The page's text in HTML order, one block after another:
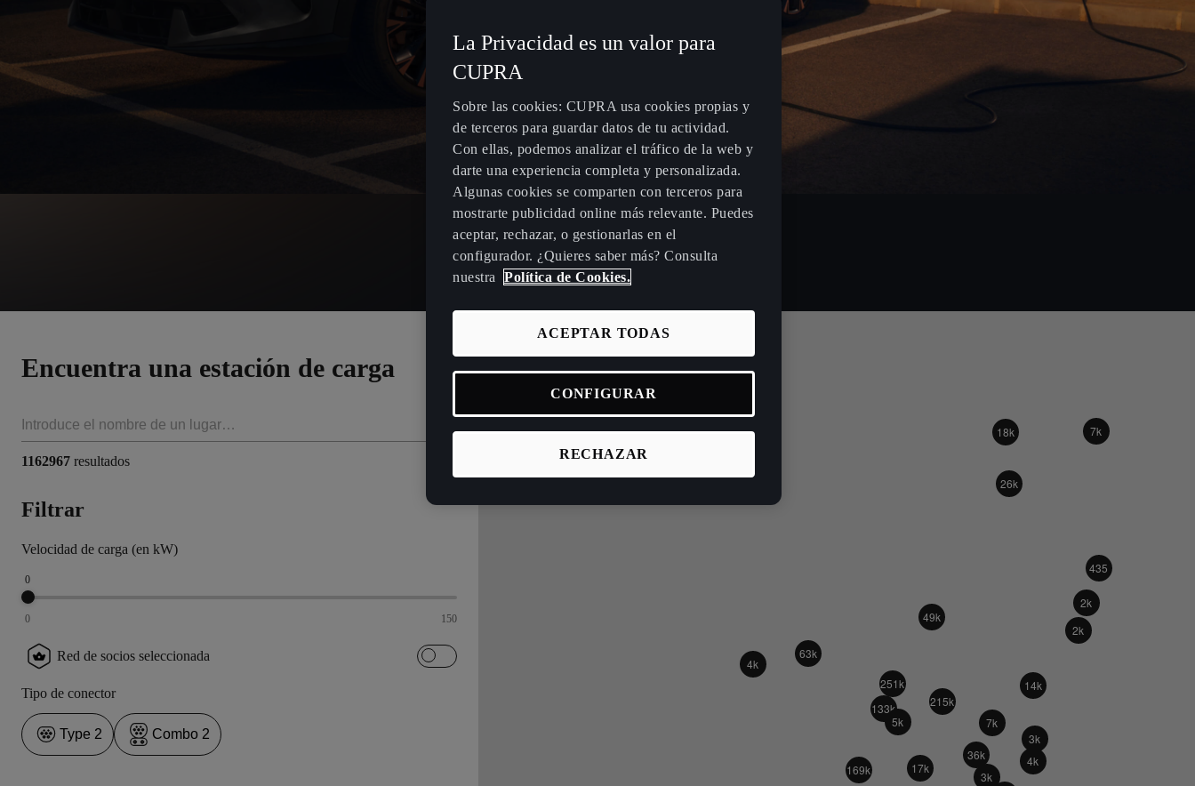
Encuentra una estación de carga
1162967 resultados
Filtrar
Velocidad de carga (en kW)
0
0 150
Red de socios seleccionada
Tipo de conector
Type 2
Combo 2
36k
133k
17k
7k
215k
49k
435
7k
169k
63k
4k
4k
2k
5k
2k
251k
18k
14k
3k
3k
26k
La Privacidad es un valor para
CUPRA
Sobre las cookies: CUPRA usa cookies propias y
de terceros para guardar datos de tu actividad.
Con ellas, podemos analizar el tráfico de la web y
darte una experiencia completa y personalizada.
Algunas cookies se comparten con terceros para
mostrarte publicidad online más relevante. Puedes
aceptar, rechazar, o gestionarlas en el
configurador. ¿Quieres saber más? Consulta
nuestra
Política de Cookies.
RECHAZAR
ACEPTAR TODAS
CONFIGURAR